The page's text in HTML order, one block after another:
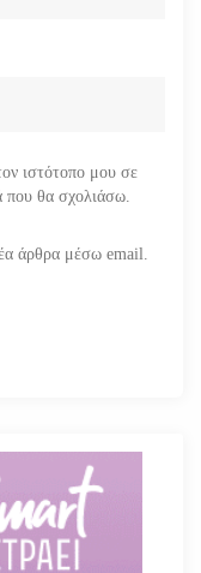
ιστότοπο μου σε
που θα σχολιάσω.
άρθρα μέσω email.